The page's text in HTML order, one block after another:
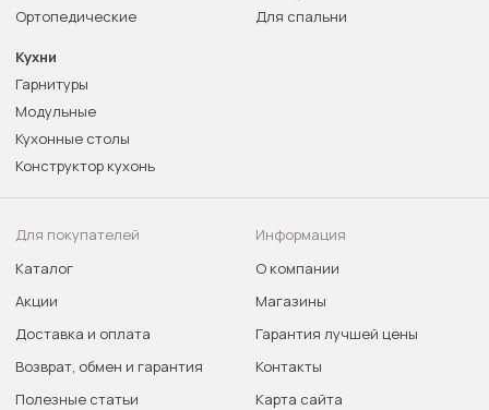
Ортопедические
Для спальни
Кухни
Гарнитуры
Модульные
Кухонные столы
Конструктор кухонь
Для покупателей
Каталог
Акции
Доставка и оплата
Возврат, обмен и гарантия
Полезные статьи
Информация
О компании
Магазины
Гарантия лучшей цены
Контакты
Карта сайта